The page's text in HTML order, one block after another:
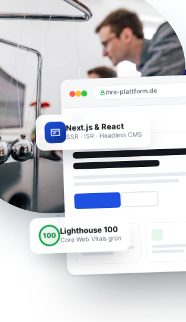
ihre-plattform.de
Next.js & React
SSR · ISR · Headless CMS
100 Lighthouse 100
Core Web Vitals grün